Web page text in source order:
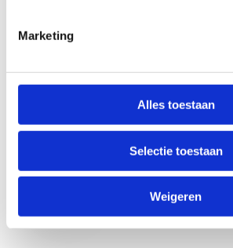
Marketing
Alles toestaan
Selectie toestaan
Weigeren
Anti-Robot Verification
Click to start verification
Verzend